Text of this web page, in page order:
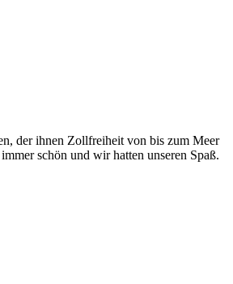
der ihnen Zollfreiheit von bis zum Meer
schön und wir hatten unseren Spaß.